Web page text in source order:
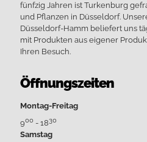
fünfzig Jahren ist Turkenburg
und Pflanzen in Düsseldorf.
Düsseldorf-Hamm beliefert uns
mit Produkten aus eigener
Ihren Besuch.
Öffnungszeiten
Montag-Freitag
900 - 1830
Samstag